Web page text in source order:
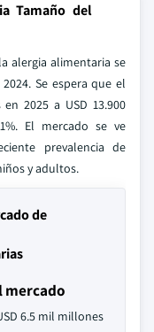
Tamaño del
alergia alimentaria se
Se espera que el
2025 a USD 13.900
El mercado se ve
prevalencia de
y adultos.
de
mercado
6.5 mil millones